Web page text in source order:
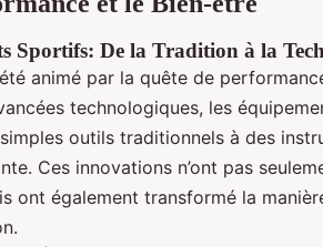
Sportifs: De la Tradition à la
animé par la quête de
technologiques, les
outils traditionnels à des
Ces innovations n’ont pas
ont également transformé la